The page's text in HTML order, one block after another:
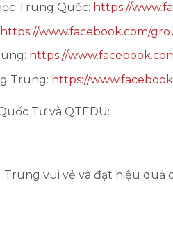
Trung Quốc: https://
https://www.facebook.com/
https://
Trung: https://
Tư và QTEDU:
vui vẻ và đạt hiệu quả